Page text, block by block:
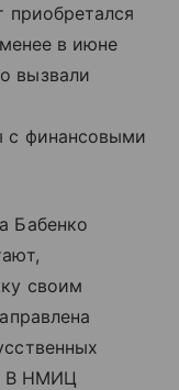
приобретался
в июне
вызвали
с финансовыми
Бабенко
своим
В НМИЦ